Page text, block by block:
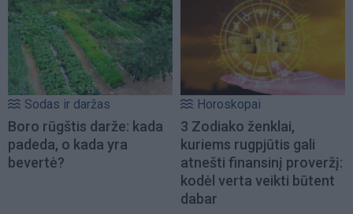
Sodas ir daržas
Boro rūgštis darže: kada
padeda, o kada yra
bevertė?
Horoskopai
3 Zodiako ženklai,
kuriems rugpjūtis gali
atnešti finansinį proveržį:
kodėl verta veikti būtent
dabar